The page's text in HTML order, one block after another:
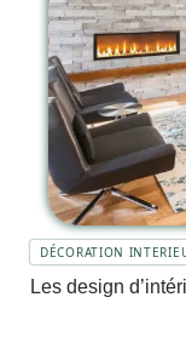
DÉCORATION
Les design